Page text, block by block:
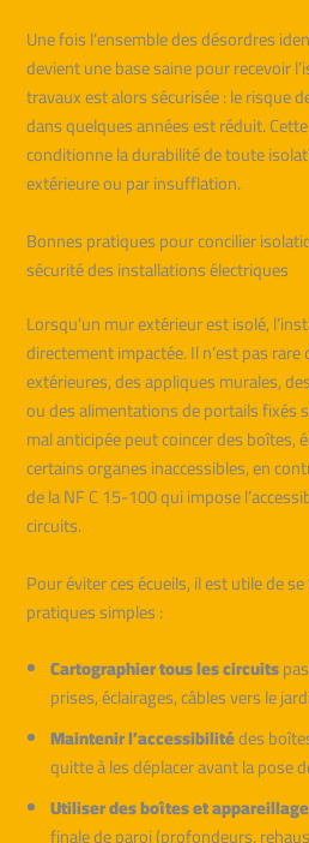
Une fois l’ensemble des désordres
devient une base saine pour recevoir
travaux est alors sécurisée : le risque
dans quelques années est réduit.
conditionne la durabilité de toute
extérieure ou par insufflation.
Bonnes pratiques pour concilier
sécurité des installations électriques
Lorsqu’un mur extérieur est isolé,
directement impactée. Il n’est pas
extérieures, des appliques murales,
ou des alimentations de portails fixés
mal anticipée peut coincer des boîtes,
certains organes inaccessibles, en
de la NF C 15-100 qui impose
circuits.
Pour éviter ces écueils, il est utile de
pratiques simples :
Cartographier tous les circuits
prises, éclairages, câbles vers le
Maintenir l’accessibilitédes
quitte à les déplacer avant la pose
Utiliser des boîtes et
finale de paroi (profondeurs,